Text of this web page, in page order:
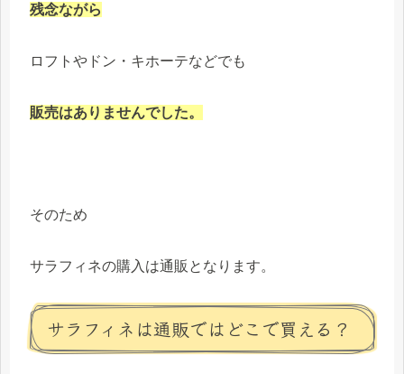
残念ながら
ロフトやドン・キホーテなどでも
販売はありませんでした。
そのため
サラフィネの購入は通販となります。
サラフィネは通販ではどこで買える？